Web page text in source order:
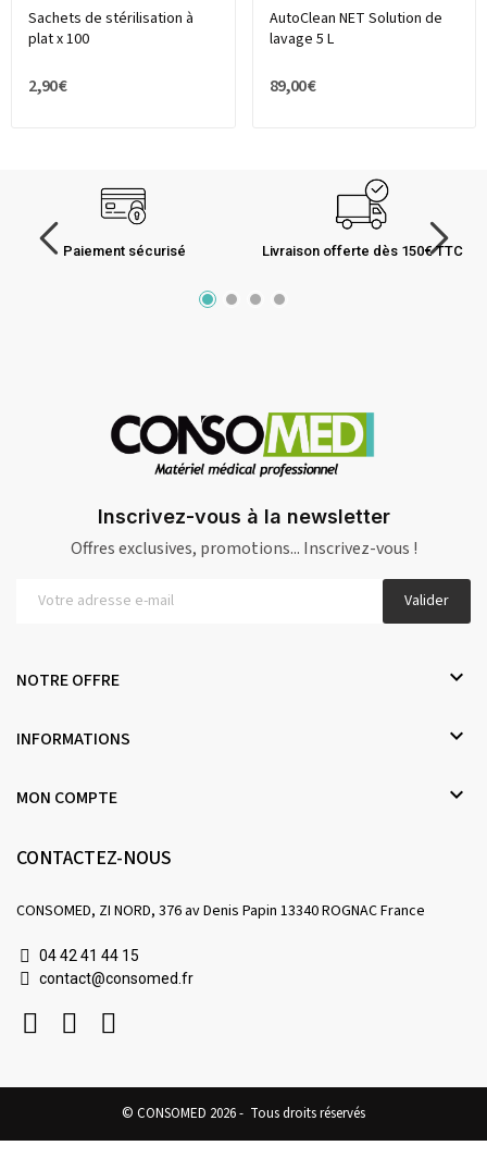
Sachets de stérilisation à
plat x 100
2,90 €
AutoClean NET Solution de
lavage 5 L
89,00 €
Paiement sécurisé Livraison offerte dès 150€ TTC
Inscrivez-vous à la newsletter
Offres exclusives, promotions... Inscrivez-vous !
Valider
NOTRE OFFRE 
INFORMATIONS 
MON COMPTE 
CONTACTEZ-NOUS
CONSOMED, ZI NORD, 376 av Denis Papin 13340 ROGNAC France
04 42 41 44 15
contact@consomed.fr
© CONSOMED 2026 - Tous droits réservés